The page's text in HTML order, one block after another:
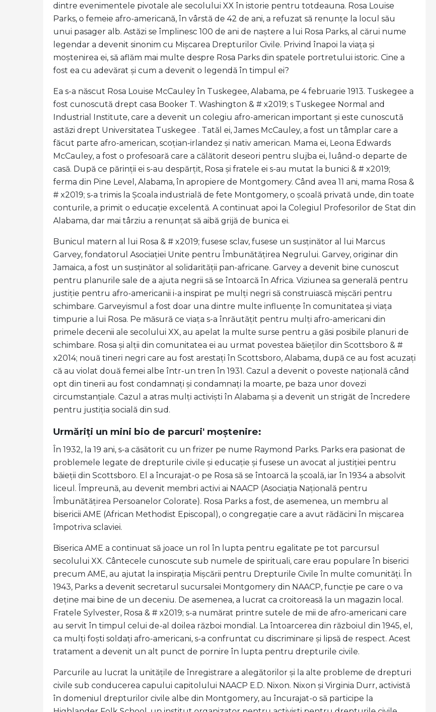
dintre evenimentele pivotale ale secolului XX în istorie pentru totdeauna. Rosa Louise
Parks, o femeie afro-americană, în vârstă de 42 de ani, a refuzat să renunțe la locul său
unui pasager alb. Astăzi se împlinesc 100 de ani de naștere a lui Rosa Parks, al cărui nume
legendar a devenit sinonim cu Mișcarea Drepturilor Civile. Privind înapoi la viața și
moștenirea ei, să aflăm mai multe despre Rosa Parks din spatele portretului istoric. Cine a
fost ea cu adevărat și cum a devenit o legendă în timpul ei?
Ea s-a născut Rosa Louise McCauley în Tuskegee, Alabama, pe 4 februarie 1913. Tuskegee a
fost cunoscută drept casa Booker T. Washington & # x2019; s Tuskegee Normal and
Industrial Institute, care a devenit un colegiu afro-american important și este cunoscută
astăzi drept Universitatea Tuskegee . Tatăl ei, James McCauley, a fost un tâmplar care a
făcut parte afro-american, scoțian-irlandez și nativ american. Mama ei, Leona Edwards
McCauley, a fost o profesoară care a călătorit deseori pentru slujba ei, luând-o departe de
casă. După ce părinții ei s-au despărțit, Rosa și fratele ei s-au mutat la bunici & # x2019;
ferma din Pine Level, Alabama, în apropiere de Montgomery. Când avea 11 ani, mama Rosa &
# x2019; s-a trimis la Școala industrială de fete Montgomery, o școală privată unde, din toate
conturile, a primit o educație excelentă. A continuat apoi la Colegiul Profesorilor de Stat din
Alabama, dar mai târziu a renunțat să aibă grijă de bunica ei.
Bunicul matern al lui Rosa & # x2019; fusese sclav, fusese un susținător al lui Marcus
Garvey, fondatorul Asociației Unite pentru Îmbunătățirea Negrului. Garvey, originar din
Jamaica, a fost un susținător al solidarității pan-africane. Garvey a devenit bine cunoscut
pentru planurile sale de a ajuta negrii să se întoarcă în Africa. Viziunea sa generală pentru
justiție pentru afro-americanii i-a inspirat pe mulți negri să construiască mișcări pentru
schimbare. Garveyismul a fost doar una dintre multe influențe în comunitatea și viața
timpurie a lui Rosa. Pe măsură ce viața s-a înrăutățit pentru mulți afro-americani din
primele decenii ale secolului XX, au apelat la multe surse pentru a găsi posibile planuri de
schimbare. Rosa și alții din comunitatea ei au urmat povestea băieților din Scottsboro & #
x2014; nouă tineri negri care au fost arestați în Scottsboro, Alabama, după ce au fost acuzați
că au violat două femei albe într-un tren în 1931. Cazul a devenit o poveste națională când
opt din tinerii au fost condamnați și condamnați la moarte, pe baza unor dovezi
circumstanțiale. Cazul a atras mulți activiști în Alabama și a devenit un strigăt de încredere
pentru justiția socială din sud.
Urmăriți un mini bio de parcuri' moştenire:
În 1932, la 19 ani, s-a căsătorit cu un frizer pe nume Raymond Parks. Parks era pasionat de
problemele legate de drepturile civile și educație și fusese un avocat al justiției pentru
băieții din Scottsboro. El a încurajat-o pe Rosa să se întoarcă la școală, iar în 1934 a absolvit
liceul. Împreună, au devenit membri activi ai NAACP (Asociația Națională pentru
Îmbunătățirea Persoanelor Colorate). Rosa Parks a fost, de asemenea, un membru al
bisericii AME (African Methodist Episcopal), o congregație care a avut rădăcini în mișcarea
împotriva sclaviei.
Biserica AME a continuat să joace un rol în lupta pentru egalitate pe tot parcursul
secolului XX. Cântecele cunoscute sub numele de spirituali, care erau populare în biserici
precum AME, au ajutat la inspirația Mișcării pentru Drepturile Civile în multe comunități. În
1943, Parks a devenit secretarul sucursalei Montgomery din NAACP, funcție pe care o va
deține mai bine de un deceniu. De asemenea, a lucrat ca croitoreasă la un magazin local.
Fratele Sylvester, Rosa & # x2019; s-a numărat printre sutele de mii de afro-americani care
au servit în timpul celui de-al doilea război mondial. La întoarcerea din războiul din 1945, el,
ca mulți foști soldați afro-americani, s-a confruntat cu discriminare și lipsă de respect. Acest
tratament a devenit un alt punct de pornire în lupta pentru drepturile civile.
Parcurile au lucrat la unitățile de înregistrare a alegătorilor și la alte probleme de drepturi
civile sub conducerea capului capitolului NAACP E.D. Nixon. Nixon și Virginia Durr, activistă
în domeniul drepturilor civile albe din Montgomery, au încurajat-o să participe la